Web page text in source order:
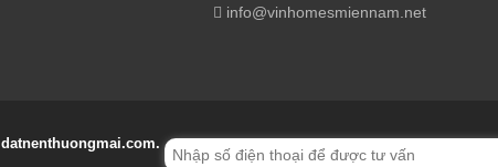
info@vinhomesmiennam.net
datnenthuongmai.com.